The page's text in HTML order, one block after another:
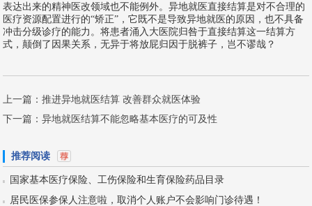
表达出来的精神医改领域也不能例外。异地就医直接结算是对不合理的
医疗资源配置进行的“矫正”，它既不是导致异地就医的原因，也不具备
冲击分级诊疗的能力。将患者涌入大医院归咎于直接结算这一结算方
式，颠倒了因果关系，无异于将放屁归因于脱裤子，岂不谬哉？
上一篇：推进异地就医结算 改善群众就医体验
下一篇：异地就医结算不能忽略基本医疗的可及性
推荐阅读
国家基本医疗保险、工伤保险和生育保险药品目录
居民医保参保人注意啦，取消个人账户不会影响门诊待遇！